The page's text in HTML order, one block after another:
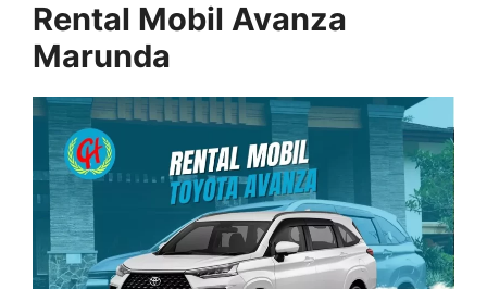
Rental Mobil Avanza
Marunda